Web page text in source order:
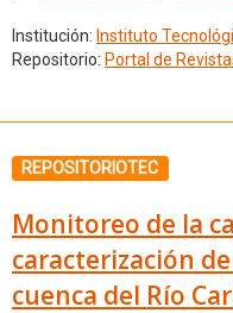
Institución: Instituto
Repositorio: Portal de
REPOSITORIOTEC
Monitoreo de la
caracterización
cuenca del Río